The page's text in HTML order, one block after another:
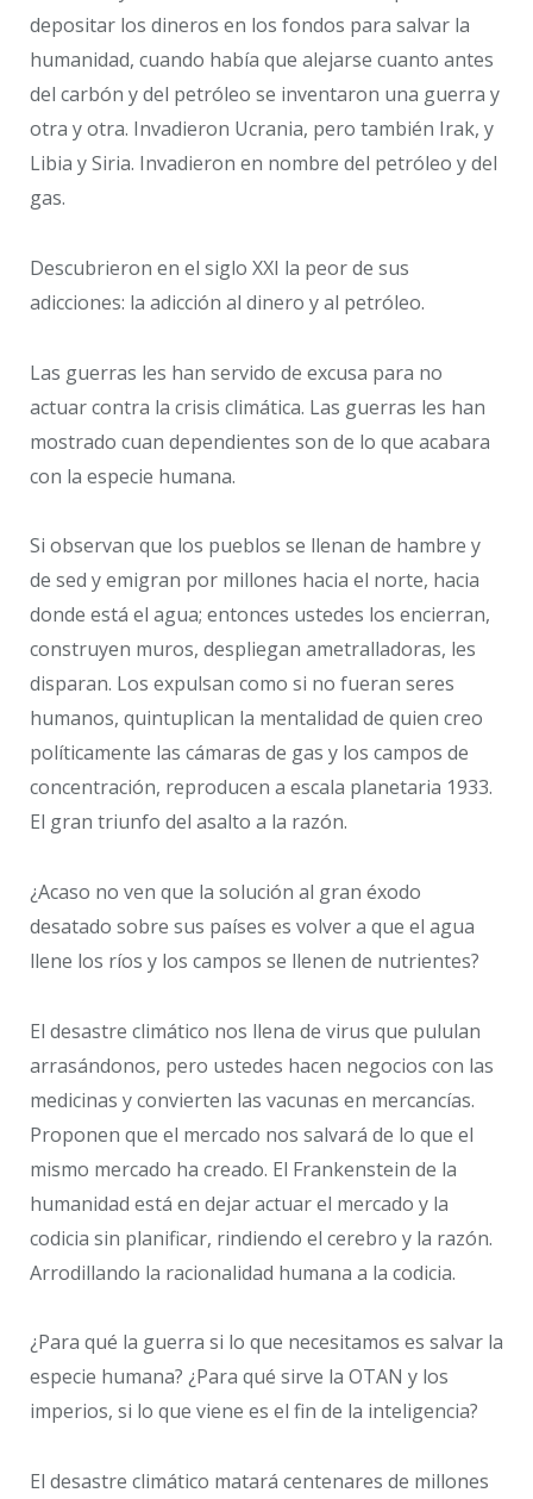
depositar los dineros en los fondos para salvar la
humanidad, cuando había que alejarse cuanto antes
del carbón y del petróleo se inventaron una guerra y
otra y otra. Invadieron Ucrania, pero también Irak, y
Libia y Siria. Invadieron en nombre del petróleo y del
gas.
Descubrieron en el siglo XXI la peor de sus
adicciones: la adicción al dinero y al petróleo.
Las guerras les han servido de excusa para no
actuar contra la crisis climática. Las guerras les han
mostrado cuan dependientes son de lo que acabara
con la especie humana.
Si observan que los pueblos se llenan de hambre y
de sed y emigran por millones hacia el norte, hacia
donde está el agua; entonces ustedes los encierran,
construyen muros, despliegan ametralladoras, les
disparan. Los expulsan como si no fueran seres
humanos, quintuplican la mentalidad de quien creo
políticamente las cámaras de gas y los campos de
concentración, reproducen a escala planetaria 1933.
El gran triunfo del asalto a la razón.
¿Acaso no ven que la solución al gran éxodo
desatado sobre sus países es volver a que el agua
llene los ríos y los campos se llenen de nutrientes?
El desastre climático nos llena de virus que pululan
arrasándonos, pero ustedes hacen negocios con las
medicinas y convierten las vacunas en mercancías.
Proponen que el mercado nos salvará de lo que el
mismo mercado ha creado. El Frankenstein de la
humanidad está en dejar actuar el mercado y la
codicia sin planificar, rindiendo el cerebro y la razón.
Arrodillando la racionalidad humana a la codicia.
¿Para qué la guerra si lo que necesitamos es salvar la
especie humana? ¿Para qué sirve la OTAN y los
imperios, si lo que viene es el fin de la inteligencia?
El desastre climático matará centenares de millones